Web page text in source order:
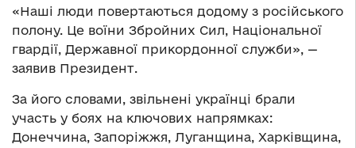
«Наші люди повертаються додому з російського
полону. Це воїни Збройних Сил, Національної
гвардії, Державної прикордонної служби», —
заявив Президент.
За його словами, звільнені українці брали
участь у боях на ключових напрямках:
Донеччина, Запоріжжя, Луганщина, Харківщина,